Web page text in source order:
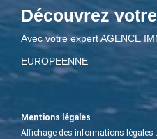
Découvrez
Avec votre expert AGENCE
EUROPEENNE
Mentions légales
Affichage des informations légales :